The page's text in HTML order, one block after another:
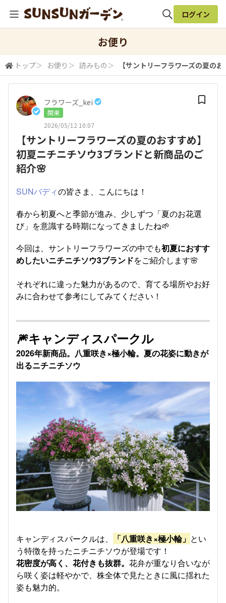
検索
ログイン
お便り
トップ＞ お便り ＞ 読みもの ＞ 【サントリーフラワーズの夏の
フラワーズ_kei
関東
2026/05/12 10:07
【サントリーフラワーズの夏のおすすめ】
初夏ニチニチソウ3ブランドと新商品のご
紹介🌸
SUNバディの皆さま、こんにちは！
春から初夏へと季節が進み、少しずつ「夏のお花選
び」を意識する時期になってきましたね🌱
今回は、サントリーフラワーズの中でも初夏におすす
めしたいニチニチソウ3ブランドをご紹介します🌸
それぞれに違った魅力があるので、育てる場所やお好
みに合わせて参考にしてみてください！
🎆キャンディスパークル
2026年新商品。八重咲き×極小輪。夏の花姿に動きが
出るニチニチソウ
キャンディスパークルは、 「八重咲き×極小輪」 とい
う特徴を持ったニチニチソウが登場です！
花密度が高く、花付きも抜群。 花弁が重なり合いなが
ら咲く姿は軽やかで、株全体で見たときに風に揺れた
姿も魅力的。